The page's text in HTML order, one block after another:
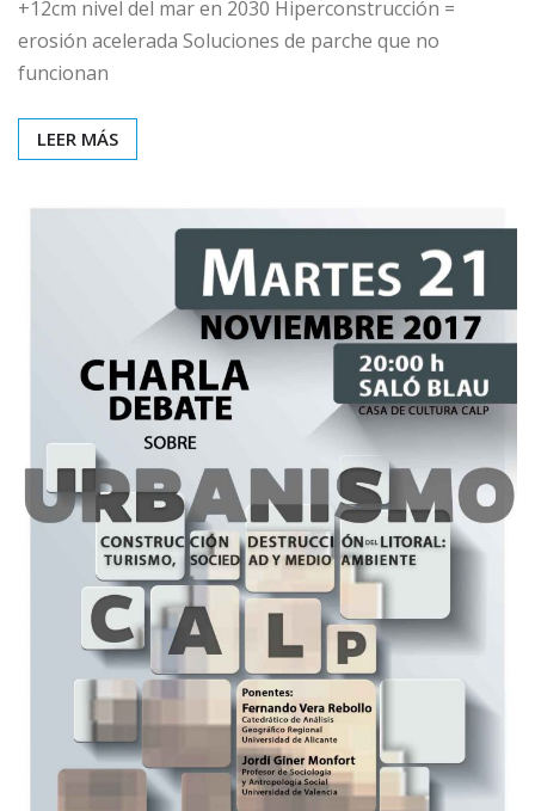
+12cm nivel del mar en 2030 Hiperconstrucción =
erosión acelerada Soluciones de parche que no
funcionan
LEER MÁS